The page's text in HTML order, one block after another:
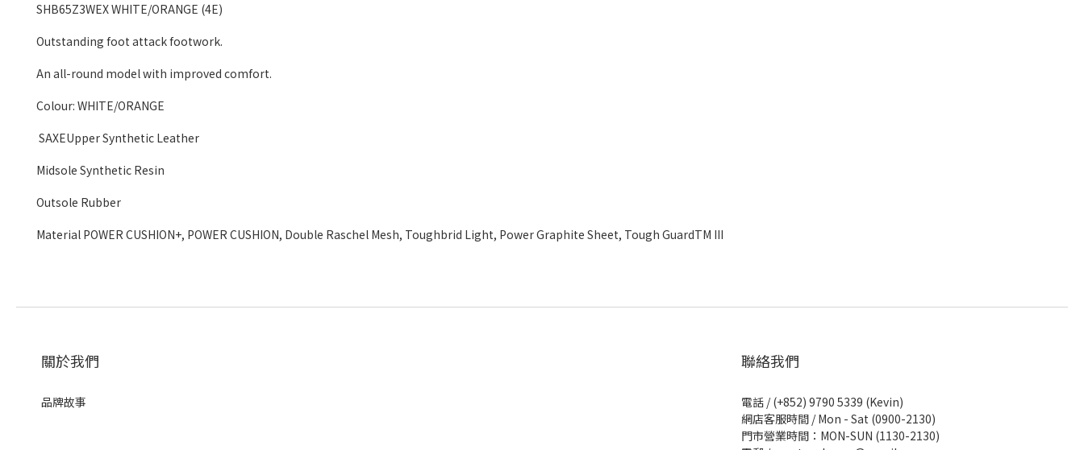
SHB65Z3WEX WHITE/ORANGE (4E)
Outstanding foot attack footwork.
An all-round model with improved comfort.
Colour: WHITE/ORANGE
SAXEUpper Synthetic Leather
Midsole Synthetic Resin
Outsole Rubber
Material POWER CUSHION+, POWER CUSHION, Double Raschel Mesh, Toughbrid Light, Power Graphite Sheet, Tough GuardTM III
關於我們
品牌故事
聯絡我們
電話 / (+852) 9790 5339 (Kevin)
網店客服時間 / Mon - Sat (0900-2130)
門市營業時間：MON-SUN (1130-2130)